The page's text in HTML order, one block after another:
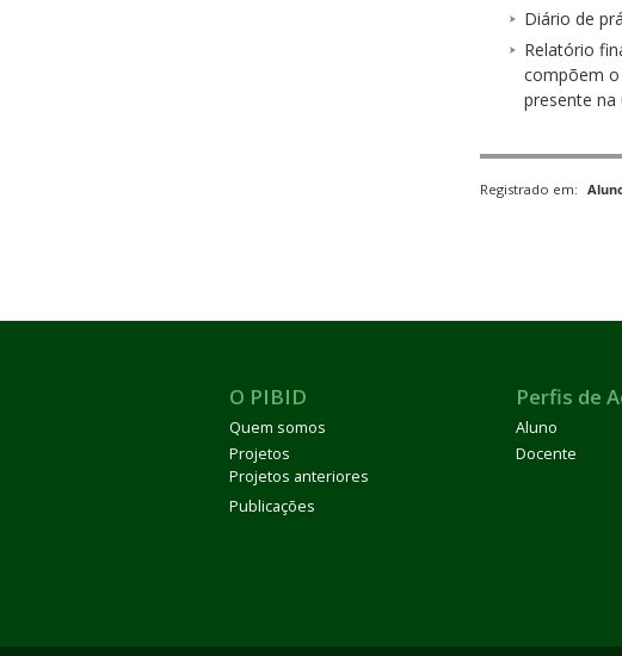
Diário de
Relatório
compõem
presente na
Registrado em:
O PIBID
Quem somos
Projetos
Projetos anteriores
Publicações
Perfis de
Aluno
Docente